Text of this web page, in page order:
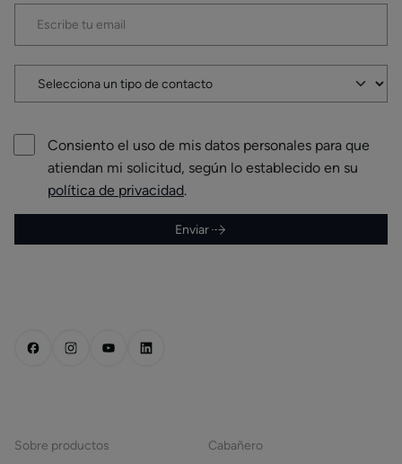
Consiento el uso de mis datos personales para que
atiendan mi solicitud, según lo establecido en su
política de privacidad.
Enviar
Sobre productos Cabañero